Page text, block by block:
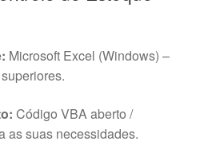
Microsoft Excel (Windows) –
.
Código VBA aberto /
as suas necessidades.